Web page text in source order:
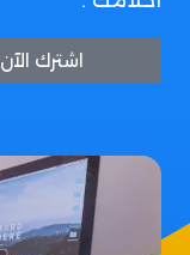
اشترك الآن